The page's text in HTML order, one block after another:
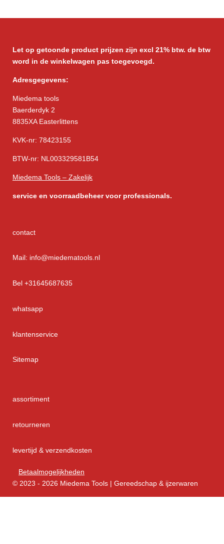
Let op getoonde product prijzen zijn excl 21% btw. de btw
word in de winkelwagen pas toegevoegd.
Adresgegevens:
Miedema tools
Baerderdyk 2
8835XA Easterlittens
KVK-nr: 78423155
BTW-nr: NL003329581B54
Miedema Tools – Zakelijk
service en voorraadbeheer voor professionals.
contact
Mail: info@miedematools.nl
Bel +31645687635
whatsapp
klantenservice
Sitemap
assortiment
retourneren
levertijd & verzendkosten
Betaalmogelijkheden
© 2023 - 2026 Miedema Tools | Gereedschap & ijzerwaren